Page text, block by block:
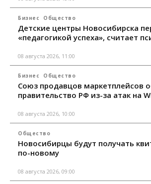
Бизнес Общество
Детские центры Новосибирска
«педагогикой успеха», считает
08 августа 2026, 11:00
Бизнес Общество
Союз продавцов маркетплейсов
правительство РФ из-за атак на
08 августа 2026, 10:00
Общество
Новосибирцы будут получать
по-новому
08 августа 2026, 09:00